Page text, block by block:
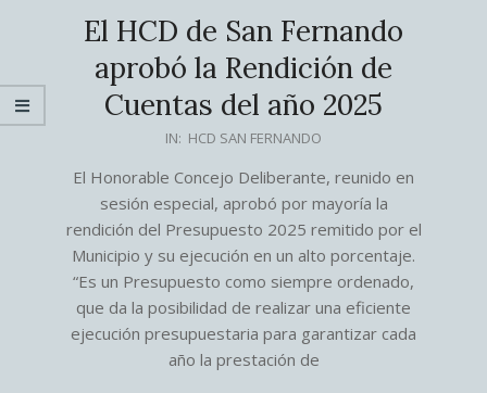
El HCD de San Fernando
aprobó la Rendición de
Cuentas del año 2025
28
IN: HCD SAN FERNANDO
El Honorable Concejo Deliberante, reunido en
sesión especial, aprobó por mayoría la
rendición del Presupuesto 2025 remitido por el
Municipio y su ejecución en un alto porcentaje.
“Es un Presupuesto como siempre ordenado,
que da la posibilidad de realizar una eficiente
ejecución presupuestaria para garantizar cada
año la prestación de